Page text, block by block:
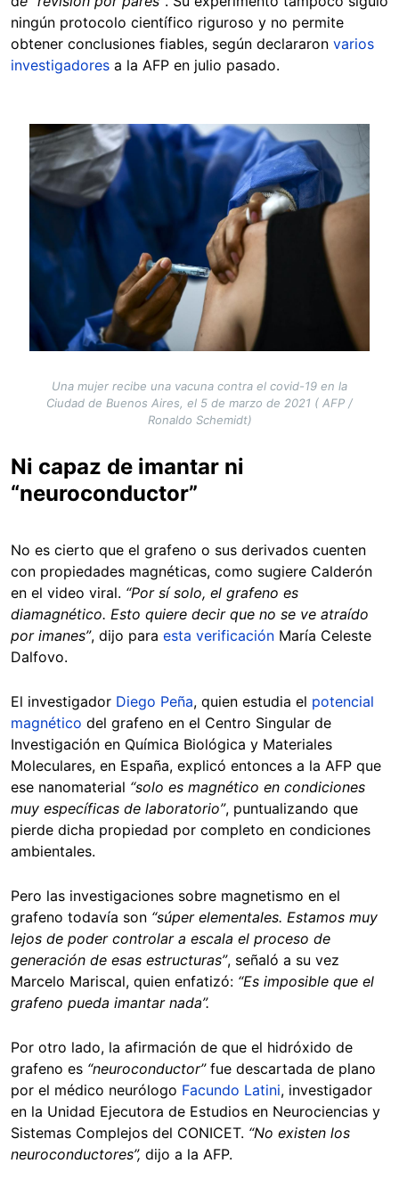
ningún protocolo científico riguroso y no permite
obtener conclusiones fiables, según declararon varios
investigadores a la AFP en julio pasado.
Image
Una mujer recibe una vacuna contra el covid-19 en la
Ciudad de Buenos Aires, el 5 de marzo de 2021 ( AFP /
Ronaldo Schemidt)
Ni capaz de imantar ni
“neuroconductor”
No es cierto que el grafeno o sus derivados cuenten
con propiedades magnéticas, como sugiere Calderón
en el video viral. “Por sí solo, el grafeno es
diamagnético. Esto quiere decir que no se ve atraído
por imanes”, dijo para esta verificación María Celeste
Dalfovo.
El investigador Diego Peña, quien estudia el potencial
magnético del grafeno en el Centro Singular de
Investigación en Química Biológica y Materiales
Moleculares, en España, explicó entonces a la AFP que
ese nanomaterial “solo es magnético en condiciones
muy específicas de laboratorio”, puntualizando que
pierde dicha propiedad por completo en condiciones
ambientales.
Pero las investigaciones sobre magnetismo en el
grafeno todavía son “súper elementales. Estamos muy
lejos de poder controlar a escala el proceso de
generación de esas estructuras”, señaló a su vez
Marcelo Mariscal, quien enfatizó: “Es imposible que el
grafeno pueda imantar nada”.
Por otro lado, la afirmación de que el hidróxido de
grafeno es “neuroconductor”fue descartada de plano
por el médico neurólogo Facundo Latini, investigador
en la Unidad Ejecutora de Estudios en Neurociencias y
Sistemas Complejos del CONICET. “No existen los
neuroconductores”, dijo a la AFP.